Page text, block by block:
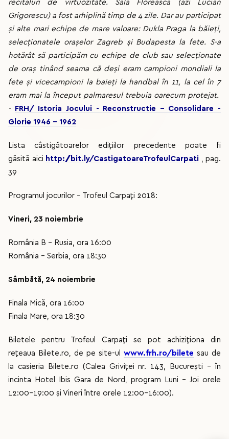
recitaluri de virtuozitate. Sala Floreasca (azi Lucian
Grigorescu) a fost arhiplină timp de 4 zile. Dar au participat
şi alte mari echipe de mare valoare: Dukla Praga la băieți,
selecționatele oraşelor Zagreb şi Budapesta la fete. S-a
hotărât să participăm cu echipe de club sau selecționate
de oraş tinând seama că deşi eram campioni mondiali la
fete şi vicecampioni la baieți la handbal în 11, la cel în 7
eram mai la început palmaresul trebuia oarecum protejat.
-
FRH/ Istoria Jocului -
Reconstructie - Consolidare -
Glorie 1946 - 1962
Lista câstigătoarelor edițiilor precedente poate fi
găsită aici http://bit.ly/CastigatoareTrofeulCarpati , pag.
39
Programul jocurilor - Trofeul Carpați 2018:
Vineri, 23 noiembrie
România B – Rusia, ora 16:00
România – Serbia, ora 18:30
Sâmbătă, 24 noiembrie
Finala Mică, ora 16:00
Finala Mare, ora 18:30
Biletele pentru Trofeul Carpați se pot achiziționa din
rețeaua Bilete.ro, de pe site-ul www.frh.ro/bilete sau de
la casieria Bilete.ro (Calea Griviței nr. 143, București - în
incinta Hotel Ibis Gara de Nord, program Luni - Joi orele
12:00-19:00 și Vineri între orele 12:00-16:00).